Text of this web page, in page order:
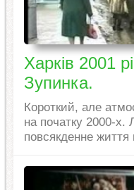
Харків 2001
Зупинка.
Короткий, але
на початку 2000-х.
повсякденне життя